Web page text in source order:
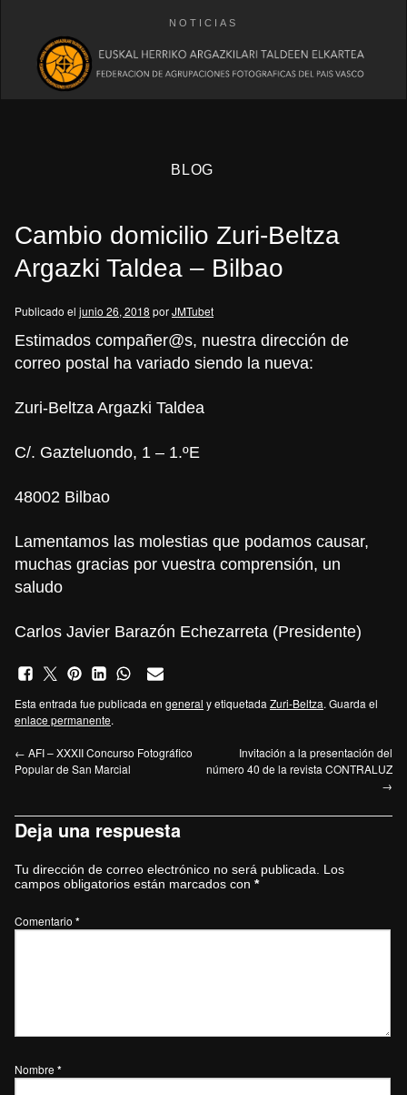
NOTICIAS
BLOG
Cambio domicilio Zuri-Beltza
Argazki Taldea – Bilbao
Publicado el junio 26, 2018 porJMTubet
Estimados compañer@s, nuestra dirección de
correo postal ha variado siendo la nueva:
Zuri-Beltza Argazki Taldea
C/. Gazteluondo, 1 – 1.ºE
48002 Bilbao
Lamentamos las molestias que podamos causar,
muchas gracias por vuestra comprensión, un
saludo
Carlos Javier Barazón Echezarreta (Presidente)
Esta entrada fue publicada en general y etiquetada Zuri-Beltza. Guarda el
enlace permanente.
← AFI – XXXII Concurso Fotográfico
Popular de San Marcial
Invitación a la presentación del
número 40 de la revista CONTRALUZ
→
Deja una respuesta
Tu dirección de correo electrónico no será publicada.
Los
campos obligatorios están marcados con *
Comentario *
Nombre *